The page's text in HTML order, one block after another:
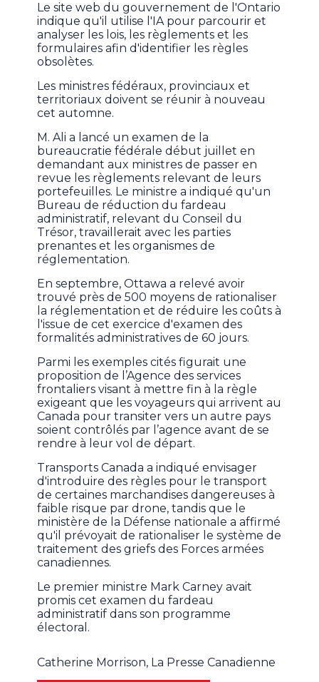
Le site web du gouvernement de l'Ontario
indique qu'il utilise l'IA pour parcourir et
analyser les lois, les règlements et les
formulaires afin d'identifier les règles
obsolètes.
Les ministres fédéraux, provinciaux et
territoriaux doivent se réunir à nouveau
cet automne.
M. Ali a lancé un examen de la
bureaucratie fédérale début juillet en
demandant aux ministres de passer en
revue les règlements relevant de leurs
portefeuilles. Le ministre a indiqué qu'un
Bureau de réduction du fardeau
administratif, relevant du Conseil du
Trésor, travaillerait avec les parties
prenantes et les organismes de
réglementation.
En septembre, Ottawa a relevé avoir
trouvé près de 500 moyens de rationaliser
la réglementation et de réduire les coûts à
l'issue de cet exercice d'examen des
formalités administratives de 60 jours.
Parmi les exemples cités figurait une
proposition de l’Agence des services
frontaliers visant à mettre fin à la règle
exigeant que les voyageurs qui arrivent au
Canada pour transiter vers un autre pays
soient contrôlés par l’agence avant de se
rendre à leur vol de départ.
Transports Canada a indiqué envisager
d'introduire des règles pour le transport
de certaines marchandises dangereuses à
faible risque par drone, tandis que le
ministère de la Défense nationale a affirmé
qu'il prévoyait de rationaliser le système de
traitement des griefs des Forces armées
canadiennes.
Le premier ministre Mark Carney avait
promis cet examen du fardeau
administratif dans son programme
électoral.
Catherine Morrison, La Presse Canadienne